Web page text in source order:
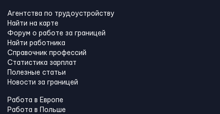
Агентства по трудоустройству
Найти на карте
Форум о работе за границей
Найти работника
Справочник профессий
Статистика зарплат
Полезные статьи
Новости за границей
Работа в Европе
Работа в Польше